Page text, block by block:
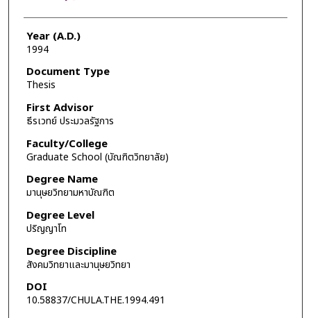
Year (A.D.)
1994
Document Type
Thesis
First Advisor
ธีรเวทย์ ประมวลรัฐการ
Faculty/College
Graduate School (บัณฑิตวิทยาลัย)
Degree Name
มานุษยวิทยามหาบัณฑิต
Degree Level
ปริญญาโท
Degree Discipline
สังคมวิทยาและมานุษยวิทยา
DOI
10.58837/CHULA.THE.1994.491